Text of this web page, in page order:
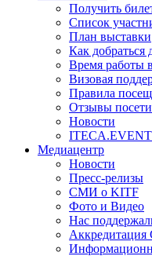
Получить
Список
План выставки
Как добраться
Время работы
Визовая
Правила
Отзывы
Новости
Медиацентр
Новости
Пресс-релизы
СМИ о KITF
Фото и Видео
Нас